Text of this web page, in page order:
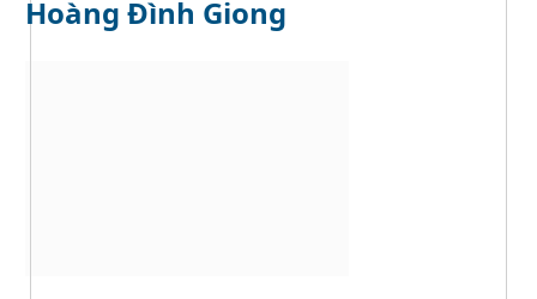
Hoàng Đình Giong